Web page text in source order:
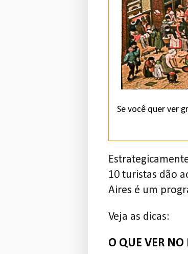
Se você quer ver
10 turistas dão
Aires é um
Veja as dicas:
O QUE VER